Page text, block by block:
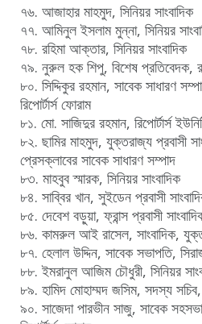
৭৬. আজাহার মাহমুদ, সিনিয়র সাংবাদিক
৭৭. আমিনুল ইসলাম মুন্না, সিনিয়র
৭৮. রহিমা আক্তার, সিনিয়র সাংবাদিক
৭৯. নুরুল হক শিপু, বিশেষ প্রতিবেদক,
৮০. সিদ্দিকুর রহমান, সাবেক সাধারণ
রিপোর্টার্স ফোরাম
৮১. মো. সাজিদুর রহমান, রিপোর্টার্স
৮২. ছামির মাহমুদ, যুক্তরাজ্য প্রবাসী
প্রেসক্লাবের সাবেক সাধারণ সম্পাদ
৮৩. মাহবুব স্মারক, সিনিয়র সাংবাদিক
৮৪. সাব্বির খান, সুইডেন প্রবাসী
৮৫. দেবেশ বড়ুয়া, ফ্রান্স প্রবাসী
৮৬. কামরুল আই রাসেল, সাংবাদিক,
৮৭. হেলাল উদ্দিন, সাবেক সভাপতি,
৮৮. ইমরানুল আজিম চৌধুরী, সিনিয়র
৮৯. হামিদ মোহাম্মদ জসিম, সদস্য সচিব,
৯০. সাজেদা পারভীন সাজু, সাবেক